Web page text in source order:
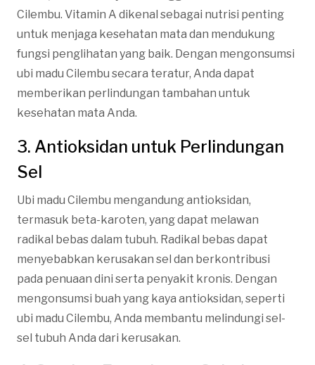
Cilembu. Vitamin A dikenal sebagai nutrisi penting
untuk menjaga kesehatan mata dan mendukung
fungsi penglihatan yang baik. Dengan mengonsumsi
ubi madu Cilembu secara teratur, Anda dapat
memberikan perlindungan tambahan untuk
kesehatan mata Anda.
3. Antioksidan untuk Perlindungan
Sel
Ubi madu Cilembu mengandung antioksidan,
termasuk beta-karoten, yang dapat melawan
radikal bebas dalam tubuh. Radikal bebas dapat
menyebabkan kerusakan sel dan berkontribusi
pada penuaan dini serta penyakit kronis. Dengan
mengonsumsi buah yang kaya antioksidan, seperti
ubi madu Cilembu, Anda membantu melindungi sel-
sel tubuh Anda dari kerusakan.